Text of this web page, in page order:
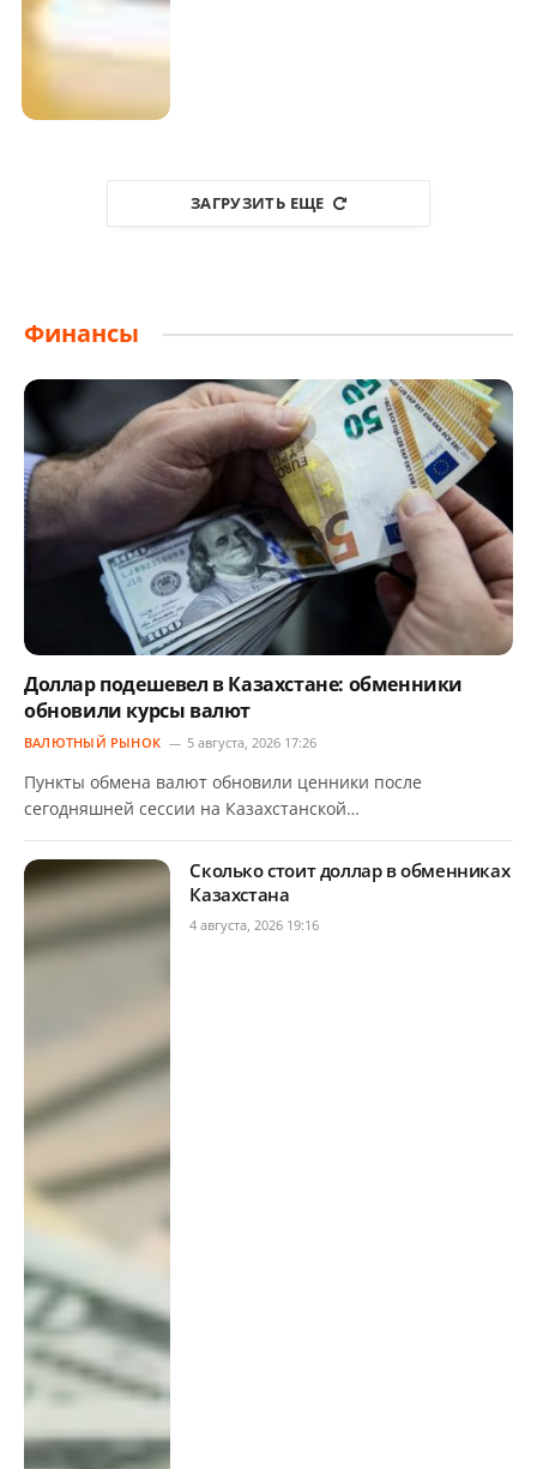
ЗАГРУЗИТЬ ЕЩЕ
Финансы
Доллар подешевел в Казахстане: обменники
обновили курсы валют
ВАЛЮТНЫЙ РЫНОК 5 августа, 2026 17:26
Пункты обмена валют обновили ценники после
сегодняшней сессии на Казахстанской…
Сколько стоит доллар в обменниках
Казахстана
4 августа, 2026 19:16